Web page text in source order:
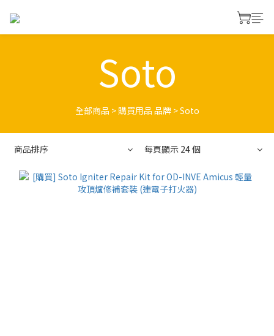
Soto
全部商品 > 購買用品 品牌>Soto
商品排序 每頁顯示 24 個